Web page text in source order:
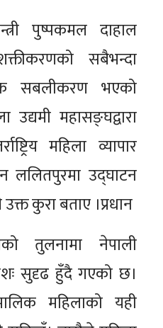
पुष्पकमल दाहाल
सबैभन्दा
सबलीकरण भएको
महासङ्घद्वारा
महिला व्यापार
ललितपुरमा उद्घाटन
उक्त कुरा बताए ।प्रधान
तुलनामा नेपाली
सुदृढ हुँदै गएको छ।
महिलाको यही